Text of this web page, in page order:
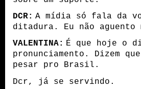
DCR: A mídia só fala da
ditadura. Eu não aguento
VALENTINA: É que hoje o
pronunciamento. Dizem
pesar pro Brasil.
Dcr, já se servindo.